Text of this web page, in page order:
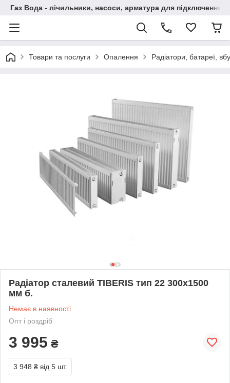
Газ Вода - лічильники, насоси, арматура для підключення,
Товари та послуги Опалення Радіатори, батареї,
Радіатор сталевий TIBERIS тип 22 300х1500
мм б.
Немає в наявності
Опт і роздріб
3 995 ₴
3 948 ₴ від 5 шт.